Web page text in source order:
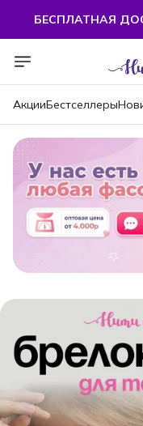
БЕСПЛАТНАЯ
БЕСПЛАТНАЯ
АкцииБестселлеры